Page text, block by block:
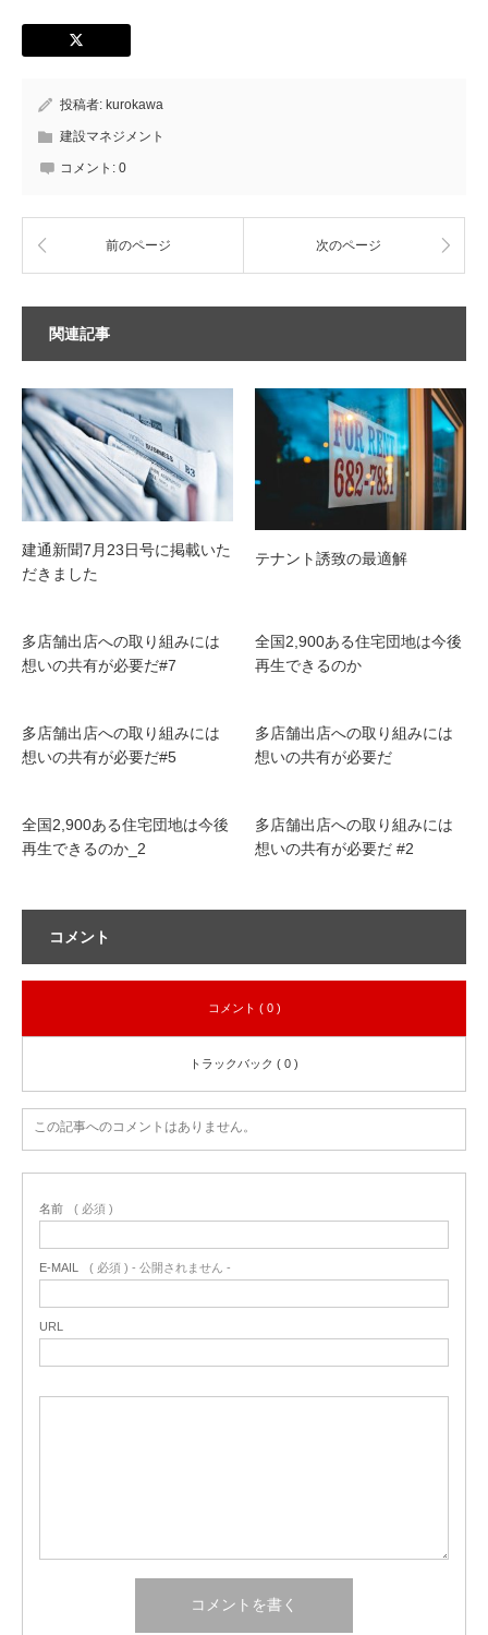
投稿者: kurokawa
建設マネジメント
コメント: 0
前のページ 次のページ
関連記事
建通新聞7月23日号に掲載いた
だきました
テナント誘致の最適解
多店舗出店への取り組みには
想いの共有が必要だ#7
全国2,900ある住宅団地は今後
再生できるのか
多店舗出店への取り組みには
想いの共有が必要だ#5
多店舗出店への取り組みには
想いの共有が必要だ
全国2,900ある住宅団地は今後
再生できるのか_2
多店舗出店への取り組みには
想いの共有が必要だ #2
コメント
コメント ( 0 )
トラックバック ( 0 )
この記事へのコメントはありません。
名前 ( 必須 )
E-MAIL ( 必須 ) - 公開されません -
URL